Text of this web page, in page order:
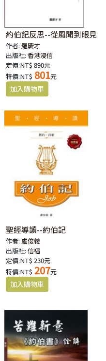
約伯記反思--從風聞到眼見
作者:羅慶才
出版社:香港浸信
定價:NT$ 890元
特價:NT$ 801元
聖經導讀--約伯記
作者:盧俊義
出版社:信福
定價:NT$ 230元
特價:NT$ 207元